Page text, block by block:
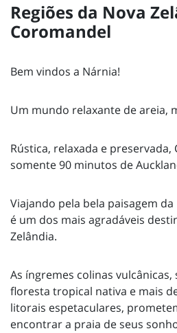
Regiões da Nova
Coromandel
Bem vindos a Nárnia!
Um mundo relaxante de areia,
Rústica, relaxada e preservada,
somente 90 minutos de
Viajando pela bela paisagem da
é um dos mais agradáveis
Zelândia.
As íngremes colinas
floresta tropical nativa e mais
litorais espetaculares,
encontrar a praia de seus